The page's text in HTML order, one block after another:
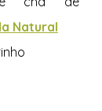
Natural